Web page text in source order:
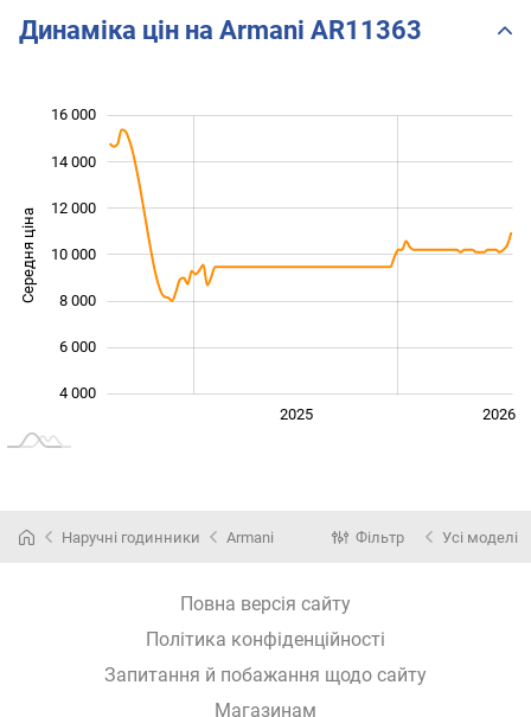
Динаміка цін на Armani AR11363
Середня ціна 10 000
4 000
6 000
8 000
10 000
12 000
14 000
16 000
2025 2026
Наручні годинники Armani Фільтр Усі моделі
Повна версія сайту
Політика конфіденційності
Запитання й побажання щодо сайту
Магазинам